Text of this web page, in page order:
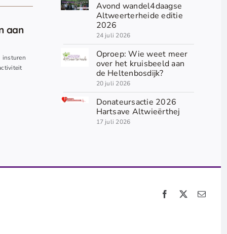
aan
insturen
Avond wandel4daagse
Altweerterheide editie
2026
24 juli 2026
Oproep: Wie weet meer
over het kruisbeeld aan
de Heltenbosdijk?
20 juli 2026
Donateursactie 2026
Hartsave Altwieërthej
17 juli 2026